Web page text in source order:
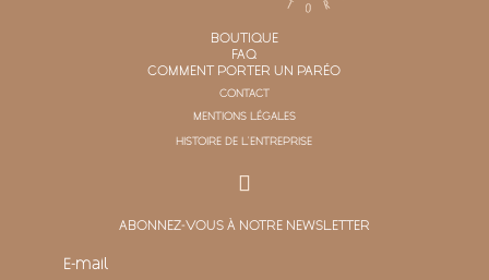
BOUTIQUE
FAQ
COMMENT PORTER UN PARÉO
CONTACT
MENTIONS LÉGALES
HISTOIRE DE L'ENTREPRISE
ABONNEZ-VOUS À NOTRE NEWSLETTER